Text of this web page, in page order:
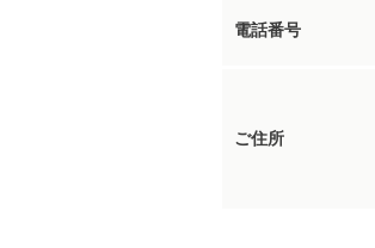
電話番号
ご住所